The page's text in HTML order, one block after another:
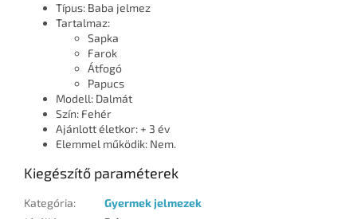
Típus: Baba jelmez
Tartalmaz:
Sapka
Farok
Átfogó
Papucs
Modell: Dalmát
Szín: Fehér
Ajánlott életkor: + 3 év
Elemmel működik: Nem.
Kiegészítő paraméterek
Kategória:
Gyermek jelmezek